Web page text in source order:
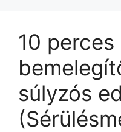
10
súlyzós